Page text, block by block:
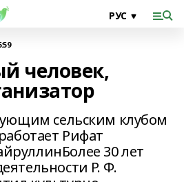
человек,
сельским клубом
Рифат
30 лет
Р. Ф.